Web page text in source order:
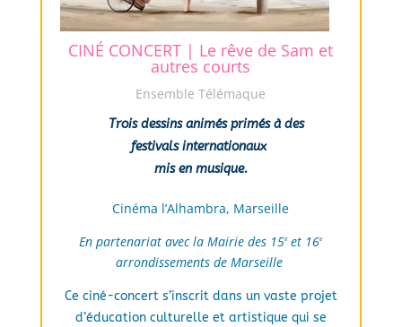
CINÉ CONCERT | Le rêve de Sam et
autres courts
Ensemble Télémaque
     Trois dessins animés primés à des
festivals internationaux
mis en musique.
Cinéma l’Alhambra, Marseille
En partenariat avec la Mairie des 15eet 16e
arrondissements de Marseille
Ce ciné-concert s’inscrit dans un vaste projet
d’éducation culturelle et artistique qui se